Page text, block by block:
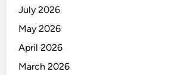
July 2026
May 2026
April 2026
March 2026